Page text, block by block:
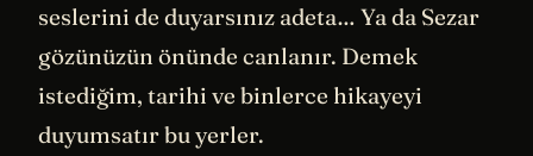
seslerini de duyarsınız adeta… Ya da Sezar
gözünüzün önünde canlanır. Demek
istediğim, tarihi ve binlerce hikayeyi
duyumsatır bu yerler.